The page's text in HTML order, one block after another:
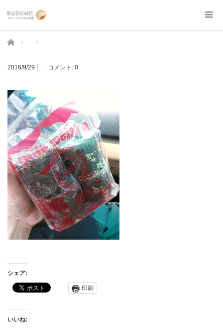
ホーム
2016/9/29 コメント: 0
シェア:
印刷
いいね: